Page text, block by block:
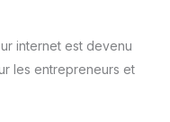
internet est devenu
les entrepreneurs et